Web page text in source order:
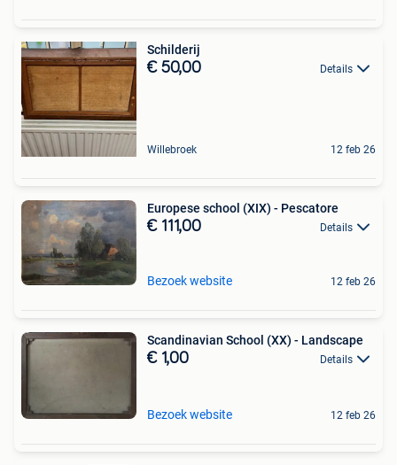
Schilderij
€ 50,00 Details
Willebroek 12 feb 26
Europese school (XIX) - Pescatore
€ 111,00 Details
Bezoek website 12 feb 26
Scandinavian School (XX) - Landscape
€ 1,00 Details
Bezoek website 12 feb 26